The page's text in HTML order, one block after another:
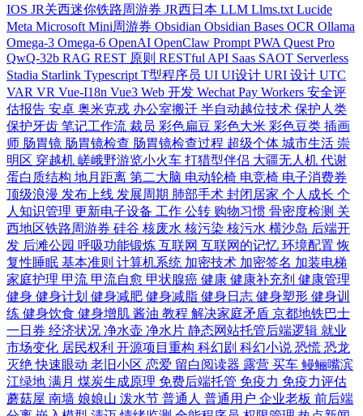
IOS JR关西迷你铁路周游券 JR西日本 LLM Llms.txt Lucide
Meta Microsoft Mini周游券 Obsidian Obsidian Bases OCR Ollama
Omega-3 Omega-6 OpenAI OpenClaw Prompt PWA Quest Pro
QwQ-32b RAG REST 原则 RESTful API Saas SAOT Serverless
Stadia Starlink Typescript T型程序员 UI UI设计 URI 设计 UTC
VAR VR Vue-I18n Vue3 Web 开发 Wechat Pay Workers 安全评
估报告 安卓 奥米克戎 办公室搬迁 半自动越位技术 保护人类
保护牙齿 笔记工作流 裁员 彩色扁豆 彩色大米 彩色豆类 插画
师 肠胃镜 肠胃镜检查 肠胃镜检查过程 超级个体 城市生活 崇
明区 穿越机 嵯峨野游览小火车 打猎型伴侣 大疆无人机 代谢
蛋白质结构 地月距离 第二大脑 电动轮椅 电竞椅 电子消费券
顶级浪漫 发布上线 发展周期 肺部手术 封闭居家 个人成长 个
人知识管理 更新电子设备 工作 公转 购物习惯 骨密度检测 关
西地区铁路周游券 硅谷 核废水 核污染 核污水 横沙岛 后端开
发 后滩公园 呼吸功能锻炼 互联网 互联网的记忆 环境配置恢
复性睡眠 基本准则 计算机系统 加密技术 加密签名 加装电梯
家庭护理 甲流 甲流自愈 甲状腺癌 健康 健康补充剂 健康管理
健身 健身计划 健身减肥 健身减脂 健身日志 健身塑形 健身训
练 健身饮食 健身增肌 酱油 教程 解决家庭矛盾 京都地铁巴士
一日券 经济状况 净水壶 净水片 静态网站托管后端逻辑 就业
市场变化 居民权利 开源项目重构 科幻剧 科幻小说 恐慌 恐龙
灭绝快速眼动 老旧小区 恋爱 留白阅读器 露营 买车 鳗鲡嘴滨
江绿地 满月 煤炭生成原理 免费后端托管 免疫力 免疫力评估
蘑菇屋 南墙 娘娘山 泼水节 普通人 普通用户 企业老板 前后端